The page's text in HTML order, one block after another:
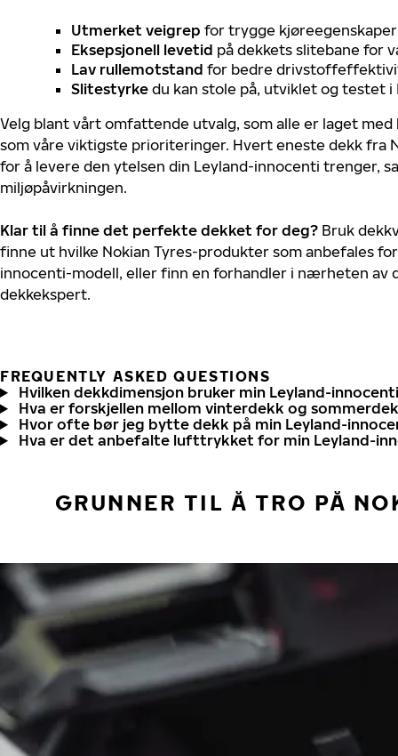
Utmerket veigrep for trygge
Eksepsjonell levetid på dekkets slitebane for
Lav rullemotstand for bedre
Slitestyrke du kan stole på, utviklet og testet i
Velg blant vårt omfattende utvalg, som alle er laget
som våre viktigste prioriteringer. Hvert eneste dekk fra
for å levere den ytelsen din Leyland-innocenti trenger,
miljøpåvirkningen.
Klar til å finne det perfekte dekket for deg? Bruk
finne ut hvilke Nokian Tyres-produkter som anbefales
innocenti-modell, eller finn en forhandler i nærheten av
dekkekspert.
FREQUENTLY ASKED QUESTIONS
Hvilken dekkdimensjon bruker min Leyland-
Hva er forskjellen mellom vinterdekk og
Hvor ofte bør jeg bytte dekk på min Leyland-
Hva er det anbefalte lufttrykket for min Leyland-
GRUNNER TIL Å TRO PÅ